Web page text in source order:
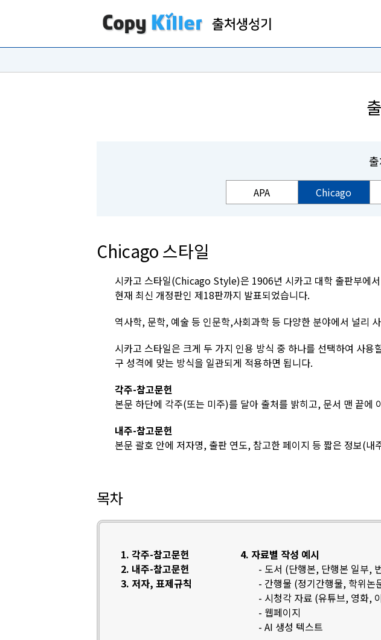
APA Chicago
Chicago 스타일
시카고 스타일(Chicago Style)은 1906년 시카고 대학 출판부에
현재 최신 개정판인 제18판까지 발표되었습니다.
역사학, 문학, 예술 등 인문학,사회과학 등 다양한 분야에서 널리
시카고 스타일은 크게 두 가지 인용 방식 중 하나를 선택하여 사
구 성격에 맞는 방식을 일관되게 적용하면 됩니다.
각주-참고문헌
본문 하단에 각주(또는 미주)를 달아 출처를 밝히고, 문서 맨 끝에
내주-참고문헌
본문 괄호 안에 저자명, 출판 연도, 참고한 페이지 등 짧은 정보(
목차
1. 각주-참고문헌
2. 내주-참고문헌
3. 저자, 표제규칙
4. 자료별 작성 예시
- 도서 (단행본, 단행본 일부,
- 간행물 (정기간행물, 학위논
- 시청각 자료 (유튜브, 영화,
- 웹페이지
- AI 생성 텍스트